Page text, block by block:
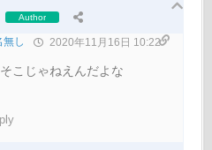
Author
無し 2020年11月16日 10:22
こじゃねえんだよな